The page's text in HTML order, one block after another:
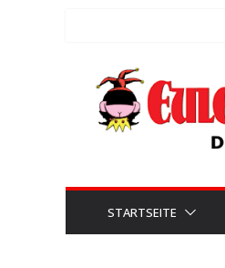
springen
STARTSEITE